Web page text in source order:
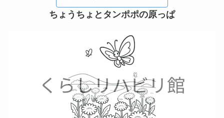
ちょうちょとタンポポの原っぱ